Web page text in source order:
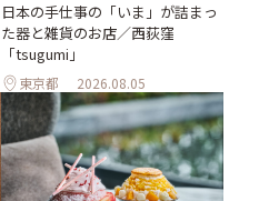
日本の手仕事の「いま」が詰まっ
た器と雑貨のお店／西荻窪
「tsugumi」
東京都 2026.08.05